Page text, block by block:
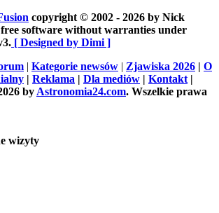
copyright © 2002 - 2026 by Nick
free software without warranties under
[ Designed by Dimi ]
| Kategorie newsów | Zjawiska 2026 | O
| Reklama | Dla mediów | Kontakt |
by Astronomia24.com. Wszelkie prawa
wizyty